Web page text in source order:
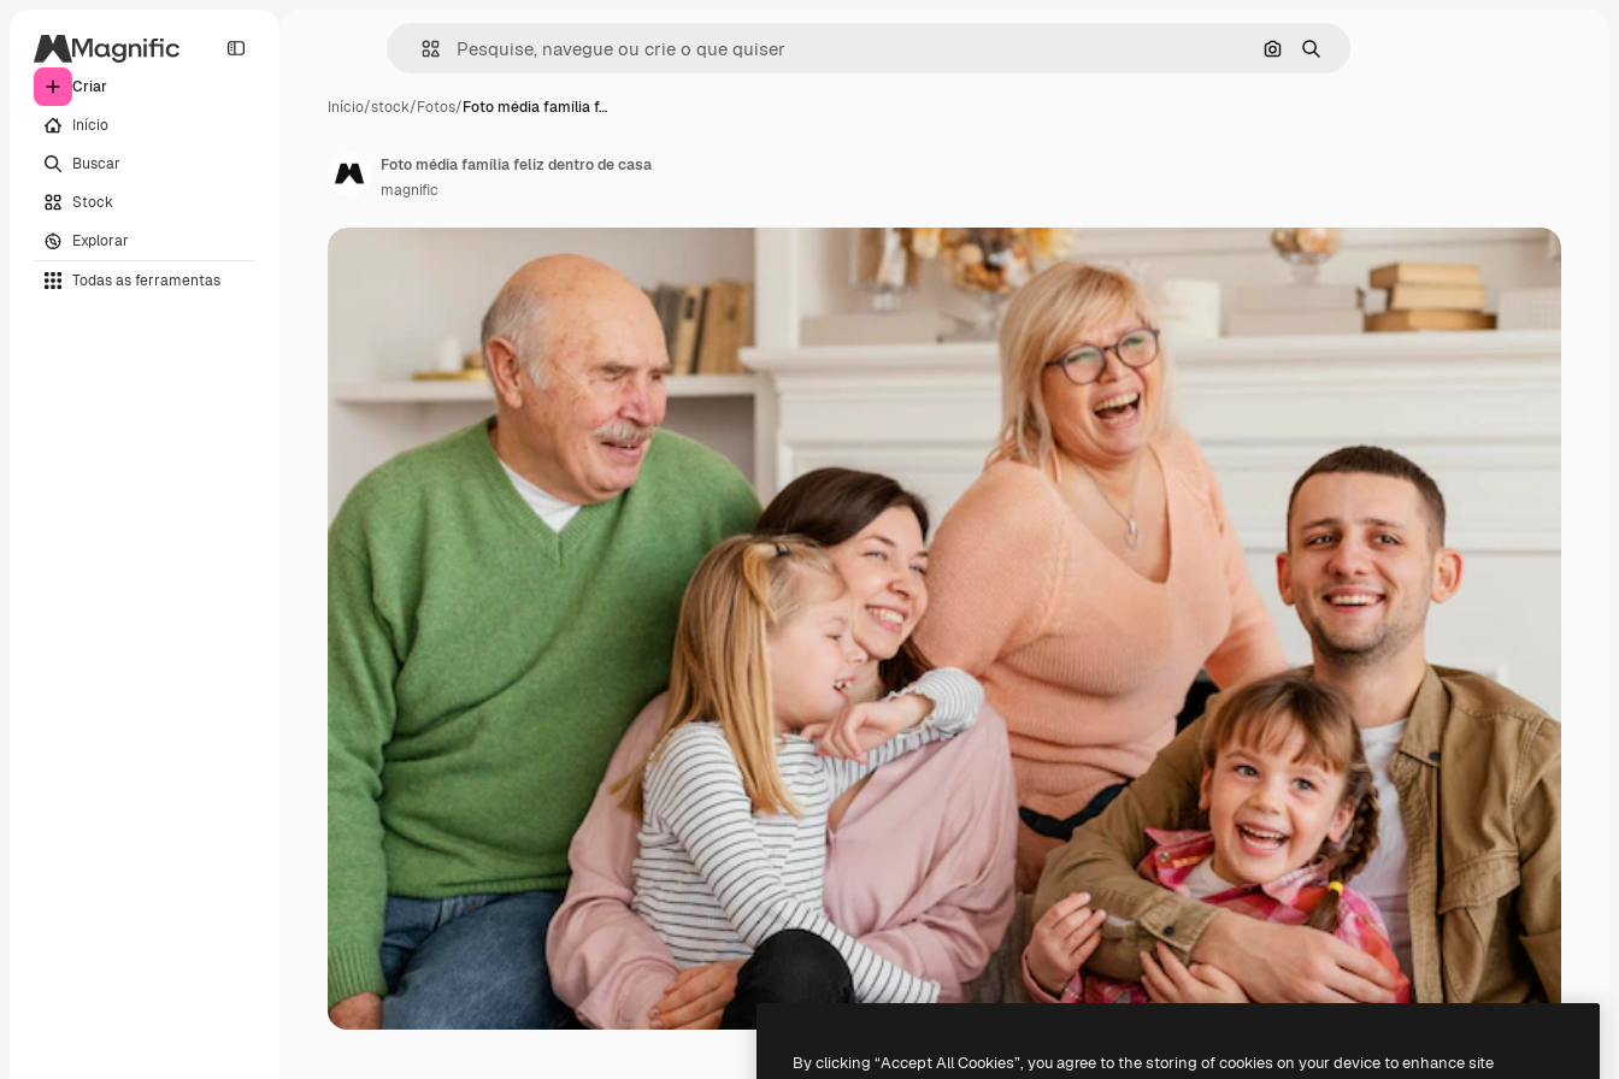
Criar
Início
Buscar
Stock
Explorar
Todas as ferramentas
Pesquisar por imagem
Buscar
Início/stock/Fotos/Foto média família f…
Foto média família feliz dentro de casa
magnific
By clicking “Accept All Cookies”, you agree to the storing of cookies on your device to enhance site